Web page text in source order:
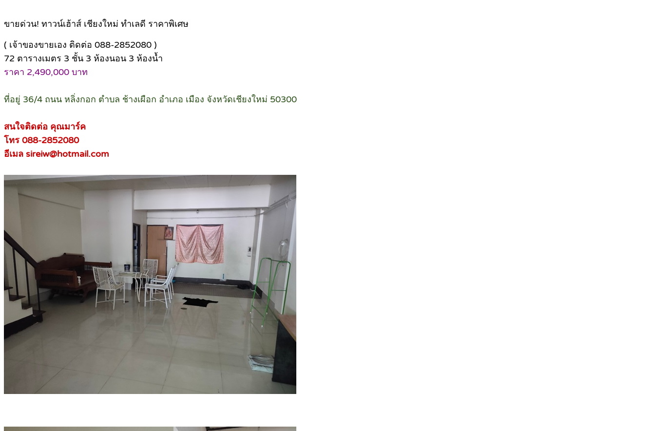
ขายด่วน! ทาวน์เฮ้าส์ เชียงใหม่ ทำเลดี ราคาพิเศษ
( เจ้าของขายเอง ติดต่อ 088-2852080 )
72 ตารางเมตร 3 ชั้น 3 ห้องนอน 3 ห้องน้ำ
ราคา 2,490,000 บาท
ที่อยู่ 36/4 ถนน หลิ่งกอก ตำบล ช้างเผือก อำเภอ เมือง จังหวัดเชียงใหม่ 50300
สนใจติดต่อ คุณมาร์ค
โทร 088-2852080
อีเมล sireiw@hotmail.com